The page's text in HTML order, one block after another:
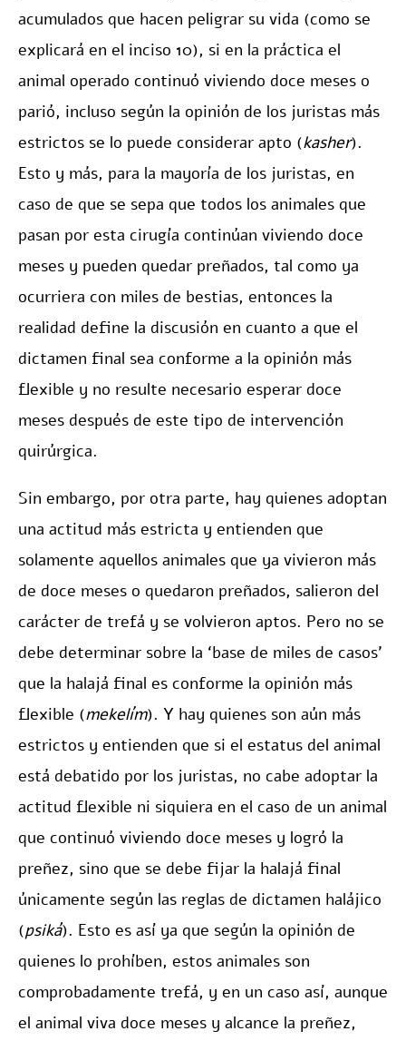
acumulados que hacen peligrar su vida (como se
explicará en el inciso 10), si en la práctica el
animal operado continuó viviendo doce meses o
parió, incluso según la opinión de los juristas más
estrictos se lo puede considerar apto (kasher).
Esto y más, para la mayoría de los juristas, en
caso de que se sepa que todos los animales que
pasan por esta cirugía continúan viviendo doce
meses y pueden quedar preñados, tal como ya
ocurriera con miles de bestias, entonces la
realidad define la discusión en cuanto a que el
dictamen final sea conforme a la opinión más
flexible y no resulte necesario esperar doce
meses después de este tipo de intervención
quirúrgica.
Sin embargo, por otra parte, hay quienes adoptan
una actitud más estricta y entienden que
solamente aquellos animales que ya vivieron más
de doce meses o quedaron preñados, salieron del
carácter de trefá y se volvieron aptos. Pero no se
debe determinar sobre la ‘base de miles de casos’
que la halajá final es conforme la opinión más
flexible (mekelím). Y hay quienes son aún más
estrictos y entienden que si el estatus del animal
está debatido por los juristas, no cabe adoptar la
actitud flexible ni siquiera en el caso de un animal
que continuó viviendo doce meses y logró la
preñez, sino que se debe fijar la halajá final
únicamente según las reglas de dictamen halájico
(psiká). Esto es así ya que según la opinión de
quienes lo prohíben, estos animales son
comprobadamente trefá, y en un caso así, aunque
el animal viva doce meses y alcance la preñez,